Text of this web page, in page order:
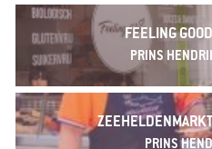
FEELING
PRINS
PRINS